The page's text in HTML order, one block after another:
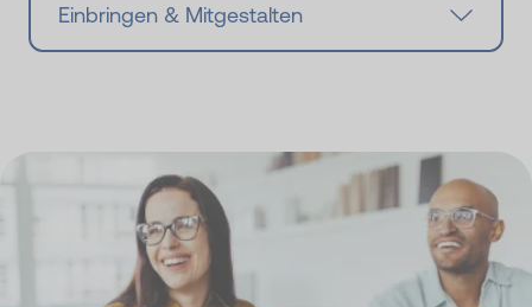
Einbringen & Mitgestalten